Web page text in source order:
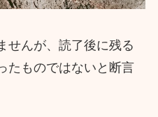
せんが、読了後に残る
たものではないと断言